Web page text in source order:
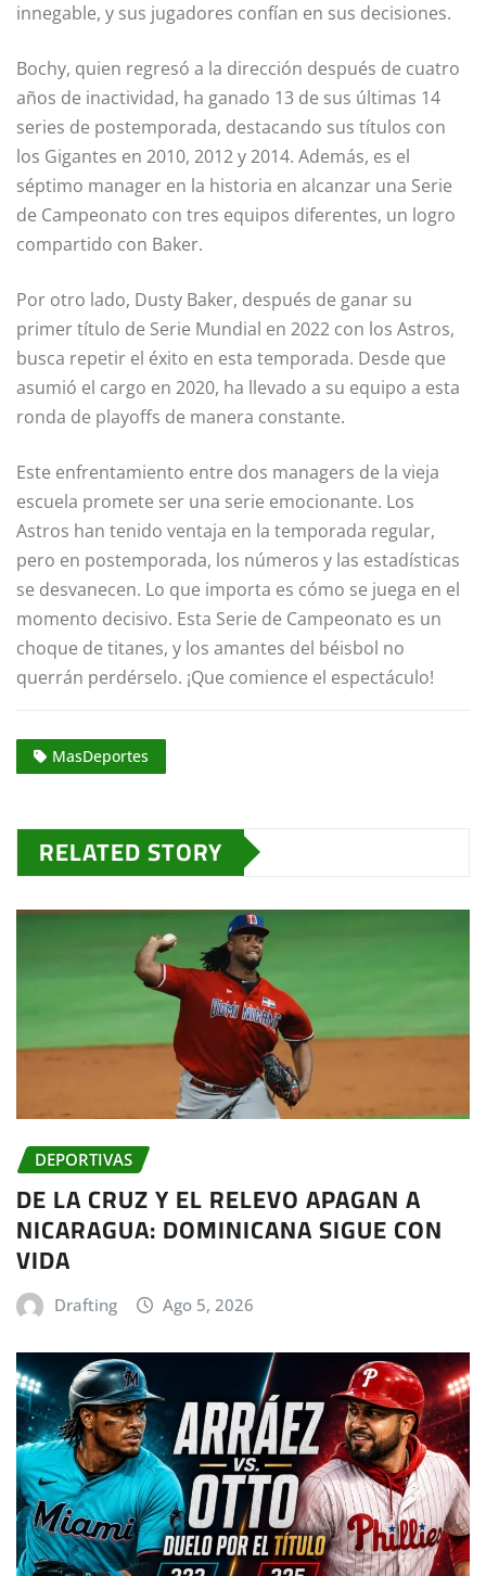
innegable, y sus jugadores confían en sus decisiones.
Bochy, quien regresó a la dirección después de cuatro
años de inactividad, ha ganado 13 de sus últimas 14
series de postemporada, destacando sus títulos con
los Gigantes en 2010, 2012 y 2014. Además, es el
séptimo manager en la historia en alcanzar una Serie
de Campeonato con tres equipos diferentes, un logro
compartido con Baker.
Por otro lado, Dusty Baker, después de ganar su
primer título de Serie Mundial en 2022 con los Astros,
busca repetir el éxito en esta temporada. Desde que
asumió el cargo en 2020, ha llevado a su equipo a esta
ronda de playoffs de manera constante.
Este enfrentamiento entre dos managers de la vieja
escuela promete ser una serie emocionante. Los
Astros han tenido ventaja en la temporada regular,
pero en postemporada, los números y las estadísticas
se desvanecen. Lo que importa es cómo se juega en el
momento decisivo. Esta Serie de Campeonato es un
choque de titanes, y los amantes del béisbol no
querrán perdérselo. ¡Que comience el espectáculo!
MasDeportes
RELATED STORY
DEPORTIVAS
DE LA CRUZ Y EL RELEVO APAGAN A
NICARAGUA: DOMINICANA SIGUE CON
VIDA
Drafting Ago 5, 2026